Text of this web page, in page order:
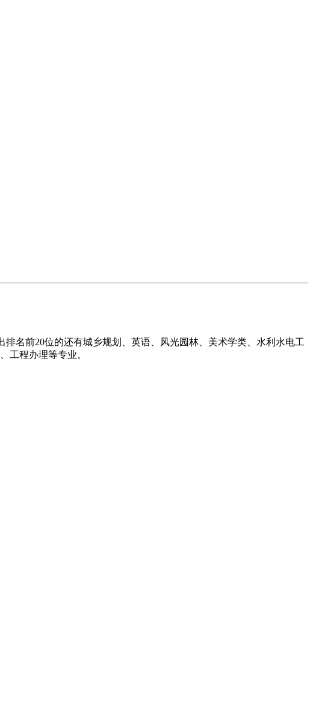
名前20位的还有城乡规划、英语、风光园林、美术学类、水利水电工
工程办理等专业。